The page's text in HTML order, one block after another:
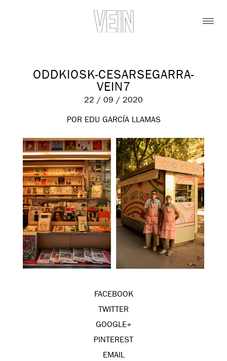
ODDKIOSK-CESARSEGARRA-
VEIN7
22 / 09 / 2020
POR EDU GARCÍA LLAMAS
FACEBOOK
TWITTER
GOOGLE+
PINTEREST
EMAIL